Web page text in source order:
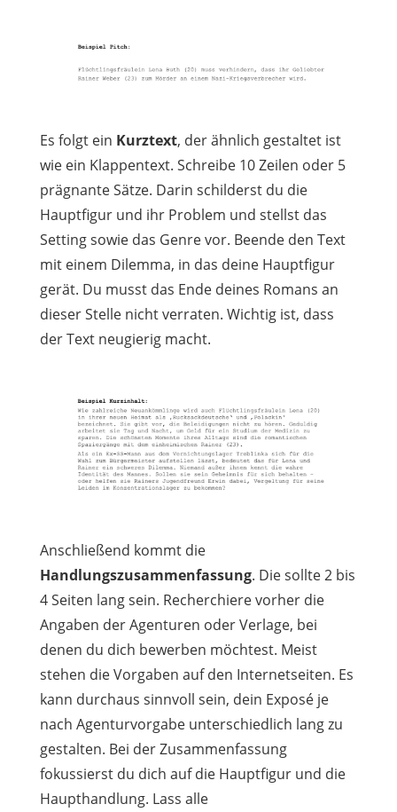
Es folgt ein Kurztext, der ähnlich gestaltet ist
wie ein Klappentext. Schreibe 10 Zeilen oder 5
prägnante Sätze. Darin schilderst du die
Hauptfigur und ihr Problem und stellst das
Setting sowie das Genre vor. Beende den Text
mit einem Dilemma, in das deine Hauptfigur
gerät. Du musst das Ende deines Romans an
dieser Stelle nicht verraten. Wichtig ist, dass
der Text neugierig macht.
Anschließend kommt die
Handlungszusammenfassung. Die sollte 2 bis
4 Seiten lang sein. Recherchiere vorher die
Angaben der Agenturen oder Verlage, bei
denen du dich bewerben möchtest. Meist
stehen die Vorgaben auf den Internetseiten. Es
kann durchaus sinnvoll sein, dein Exposé je
nach Agenturvorgabe unterschiedlich lang zu
gestalten. Bei der Zusammenfassung
fokussierst du dich auf die Hauptfigur und die
Haupthandlung. Lass alle